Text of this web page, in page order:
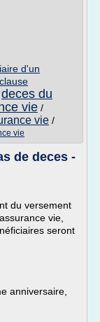
d'un
deces du
vie /
vie /
vie
de deces -
du versement
vie,
seront
anniversaire,